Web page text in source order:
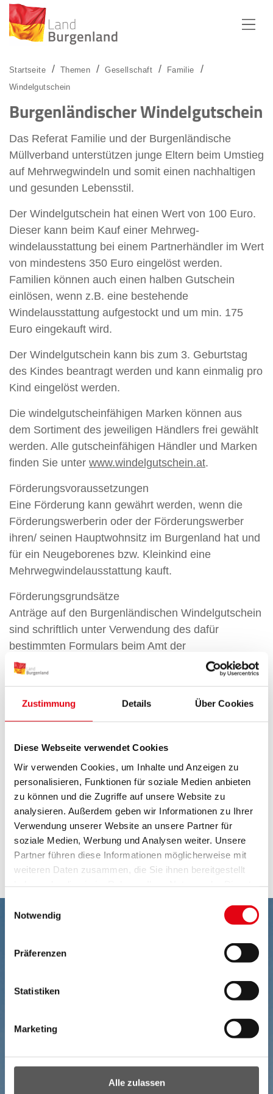
Zustimmung Details Über Cookies
Diese Webseite verwendet Cookies
Wir verwenden Cookies, um Inhalte und Anzeigen zu
personalisieren, Funktionen für soziale Medien anbieten
zu können und die Zugriffe auf unsere Website zu
analysieren. Außerdem geben wir Informationen zu Ihrer
Verwendung unserer Website an unsere Partner für
soziale Medien, Werbung und Analysen weiter. Unsere
Partner führen diese Informationen möglicherweise mit
weiteren Daten zusammen, die Sie ihnen bereitgestellt
Notwendig
Präferenzen
Statistiken
Marketing
Alle zulassen
Startseite Themen Gesellschaft
Familie
Windelgutschein
Burgenländischer Windelgutschein
Das Referat Familie und der Burgenländische
Müllverband unterstützen junge Eltern beim Umstieg
auf Mehrwegwindeln und somit einen nachhaltigen
und gesunden Lebensstil.
Der Windelgutschein hat einen Wert von 100 Euro.
Dieser kann beim Kauf einer Mehrweg-
windelausstattung bei einem Partnerhändler im Wert
von mindestens 350 Euro eingelöst werden.
Familien können auch einen halben Gutschein
einlösen, wenn z.B. eine bestehende
Windelausstattung aufgestockt und um min. 175
Euro eingekauft wird.
Der Windelgutschein kann bis zum 3. Geburtstag
des Kindes beantragt werden und kann einmalig pro
Kind eingelöst werden.
Die windelgutscheinfähigen Marken können aus
dem Sortiment des jeweiligen Händlers frei gewählt
werden. Alle gutscheinfähigen Händler und Marken
finden Sie unter www.windelgutschein.at.
Förderungsvoraussetzungen
Eine Förderung kann gewährt werden, wenn die
Förderungswerberin oder der Förderungswerber
ihren/ seinen Hauptwohnsitz im Burgenland hat und
für ein Neugeborenes bzw. Kleinkind eine
Mehrwegwindelausstattung kauft.
Förderungsgrundsätze
Anträge auf den Burgenländischen Windelgutschein
sind schriftlich unter Verwendung des dafür
bestimmten Formulars beim Amt der
Burgenländischen Landesregierung einzubringen,
wobei die erforderlichen Daten vollständig
einzutragen und die notwendigen Unterlagen
anzuschließen sind. Sind zur Bearbeitung des
erforderlich, so sind auch diese beizubringen.
Anträge gelten erst dann als eingebracht, wenn alle
zur Beurteilung erforderlichen Nachweise
angeschlossen wurden.
Die Ablehnung eines Antrages erfolgt schriftlich
unter Bekanntgabe eines Grundes.
Hier gelangen Sie zumOnline-Antrag!